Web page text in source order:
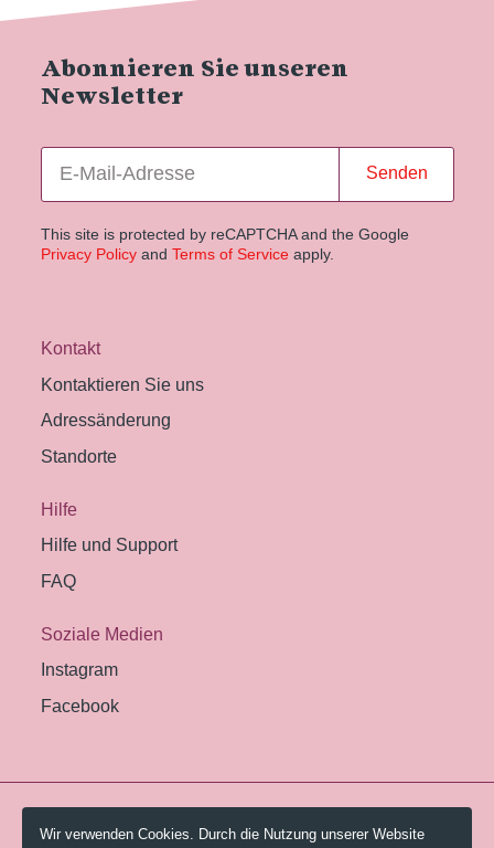
Abonnieren Sie unseren
Newsletter
Senden
This site is protected by reCAPTCHA and the Google
Privacy Policyand Terms of Service apply.
Kontakt
Kontaktieren Sie uns
Adressänderung
Standorte
Hilfe
Hilfe und Support
FAQ
Soziale Medien
Instagram
Facebook
© 2026 Pestalozzi-Bibliothek Zürich.
Wir verwenden Cookies. Durch die Nutzung unserer Website